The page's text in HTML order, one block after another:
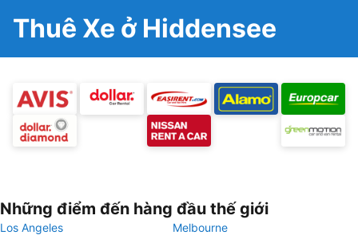
Thuê Xe ở Hiddensee
Những điểm đến hàng đầu thế giới
Los Angeles
Melbourne